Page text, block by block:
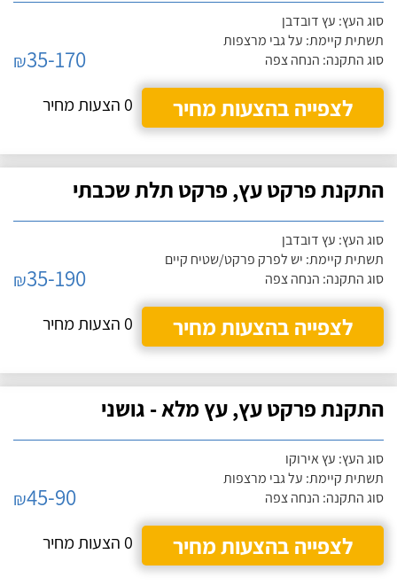
סוג העץ: עץ דובדבן
תשתית קיימת: על גבי מרצפות
סוג התקנה: הנחה צפה
₪35-170
לצפייה בהצעות מחיר
0 הצעות מחיר
התקנת פרקט עץ, פרקט תלת שכבתי
סוג העץ: עץ דובדבן
תשתית קיימת: יש לפרק פרקט/שטיח קיים
סוג התקנה: הנחה צפה
₪35-190
לצפייה בהצעות מחיר
0 הצעות מחיר
התקנת פרקט עץ, עץ מלא - גושני
סוג העץ: עץ אירוקו
תשתית קיימת: על גבי מרצפות
סוג התקנה: הנחה צפה
₪45-90
לצפייה בהצעות מחיר
0 הצעות מחיר